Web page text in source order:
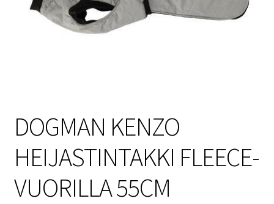
DOGMAN KENZO
HEIJASTINTAKKI FLEECE-
VUORILLA 55CM